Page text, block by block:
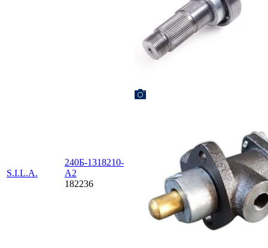
S.I.L.A.
240Б-1318210-
А2
182236